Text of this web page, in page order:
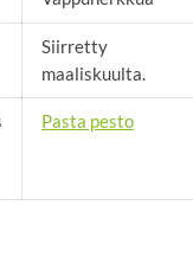
Siirretty
maaliskuulta.
Pasta pesto